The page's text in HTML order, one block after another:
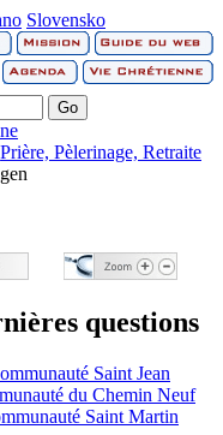
Slovensko
Prière, Pèlerinage, Retraite
questions
Saint Jean
du Chemin Neuf
Saint Martin